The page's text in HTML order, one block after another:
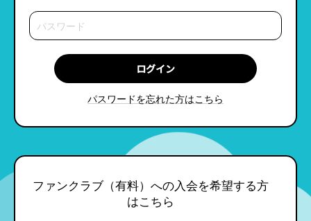
パスワードを忘れた方はこちら
ファンクラブ（有料）への入会を希望する方
はこちら